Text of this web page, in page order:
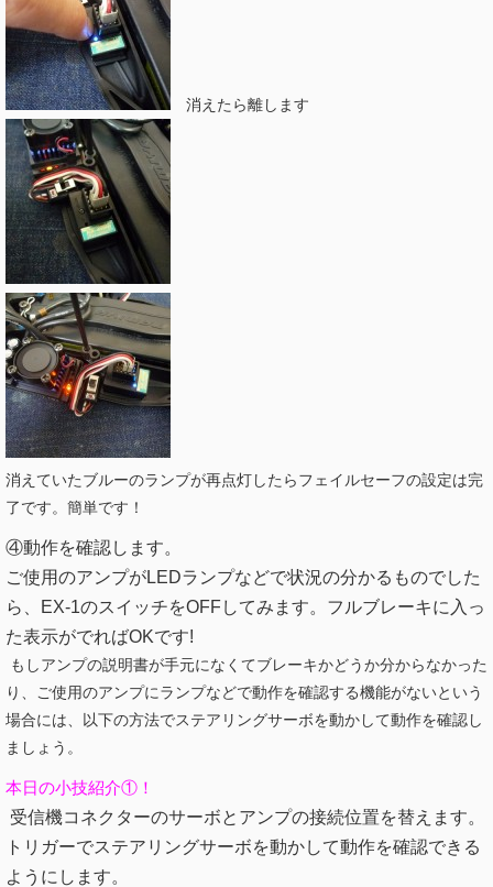
消えたら離します
消えていたブルーのランプが再点灯したらフェイルセーフの設定は完
了です。簡単です！
④動作を確認します。
ご使用のアンプがLEDランプなどで状況の分かるものでした
ら、EX-1のスイッチをOFFしてみます。フルブレーキに入っ
た表示がでればOKです!
もしアンプの説明書が手元になくてブレーキかどうか分からなかった
り、ご使用のアンプにランプなどで動作を確認する機能がないという
場合には、以下の方法でステアリングサーボを動かして動作を確認し
ましょう。
本日の小技紹介①！
受信機コネクターのサーボとアンプの接続位置を替えます。
トリガーでステアリングサーボを動かして動作を確認できる
ようにします。